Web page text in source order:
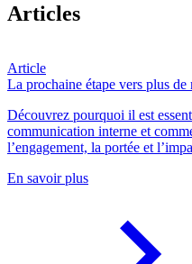
Articles
Article
La prochaine étape vers plus de
Découvrez pourquoi il est
communication interne et
l’engagement, la portée et
En savoir plus